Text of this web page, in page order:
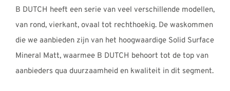
B DUTCH heeft een serie van veel verschillende modellen,
van rond, vierkant, ovaal tot rechthoekig. De waskommen
die we aanbieden zijn van het hoogwaardige Solid Surface
Mineral Matt, waarmee B DUTCH behoort tot de top van
aanbieders qua duurzaamheid en kwaliteit in dit segment.